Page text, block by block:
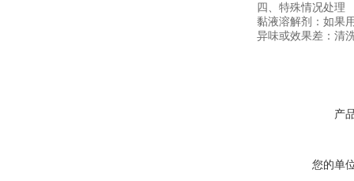
四、特殊情况处理
黏液溶解剂‌：如果
异味或效果差‌：清
产
您的单